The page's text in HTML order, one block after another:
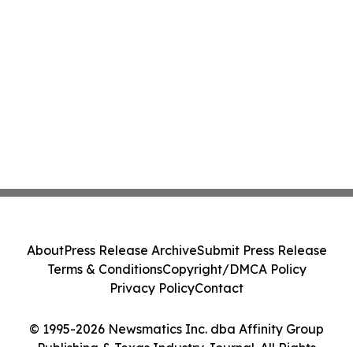
© 1995-2026 Newsmatics Inc. dba Affinity Group
AboutPress Release ArchiveSubmit Press Release
Terms & ConditionsCopyright/DMCA Policy
Privacy PolicyContact